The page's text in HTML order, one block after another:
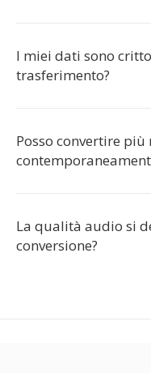
I miei dati sono
trasferimento?
Posso convertire più
La qualità audio si
conversione?